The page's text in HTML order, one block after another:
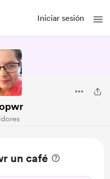
Iniciar sesión
un café